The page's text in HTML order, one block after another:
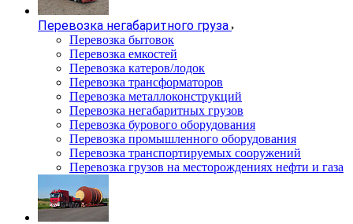
Перевозка негабаритного груза
Перевозка бытовок
Перевозка емкостей
Перевозка катеров/лодок
Перевозка трансформаторов
Перевозка металлоконструкций
Перевозка негабаритных грузов
Перевозка бурового оборудования
Перевозка промышленного оборудования
Перевозка транспортируемых сооружений
Перевозка грузов на месторождениях нефти и газа